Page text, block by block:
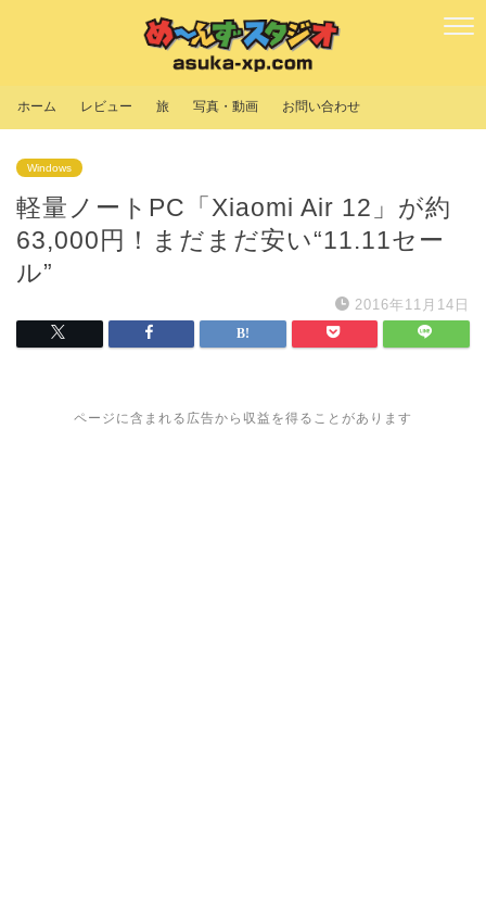
ホーム レビュー 旅 写真・動画 お問い合わせ
Windows
軽量ノートPC「Xiaomi Air 12」が約
63,000円！まだまだ安い“11.11セー
ル”
2016年11月14日
ページに含まれる広告から収益を得ることがあります